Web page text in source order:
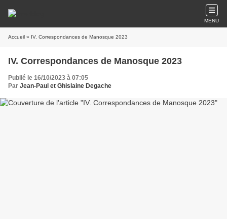
MENU
Accueil » IV. Correspondances de Manosque 2023
IV. Correspondances de Manosque 2023
Publié le 16/10/2023 à 07:05
Par Jean-Paul et Ghislaine Degache